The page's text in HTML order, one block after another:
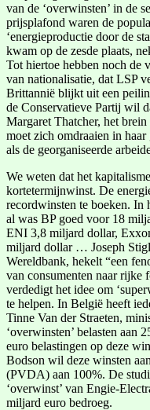
van de ‘overwinsten’ in de
prijsplafond waren de
‘energieproductie door de
kwam op de zesde plaats,
Tot hiertoe hebben noch de
van nationalisatie, dat LSP
Brittannië blijkt uit een
de Conservatieve Partij wil
Margaret Thatcher, het
moet zich omdraaien in
als de georganiseerde
We weten dat het
kortetermijnwinst. De
recordwinsten te boeken. In
al was BP goed voor 18
ENI 3,8 miljard dollar,
miljard dollar … Joseph
Wereldbank, hekelt “een
van consumenten naar rijke
verdedigt het idee om
te helpen. In België heeft
Tinne Van der Straeten,
‘overwinsten’ belasten aan
euro belastingen op deze
Bodson wil deze winsten
(PVDA) aan 100%. De
‘overwinst’ van Engie-
miljard euro bedroeg.